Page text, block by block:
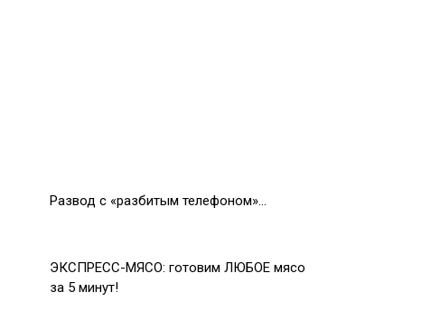
Развод с «разбитым телефоном»…
ЭКСПРЕСС-МЯСО: готовим ЛЮБОЕ мясо
за 5 минут!